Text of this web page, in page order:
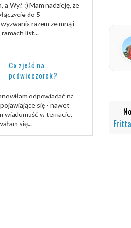
←
a Wy? :) Mam nadzieję, że
do 5
razem ze mną i
list...
Co zjeść na
podwieczorek?
odpowiadać na
się - nawet
wiadomość w temacie,
się...